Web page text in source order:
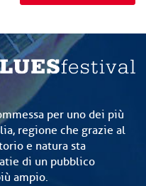
per uno dei più
regione che grazie al
e natura sta
di un pubblico
ampio.